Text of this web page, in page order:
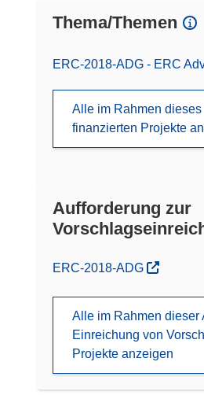
Thema/Themen
ERC-2018-ADG - ERC
Alle im Rahmen
finanzierten Projekte
Aufforderung zur
(öffnet in neuem Fenster)
ERC-2018-ADG
Alle im Rahmen dieser
Einreichung von
Projekte anzeigen